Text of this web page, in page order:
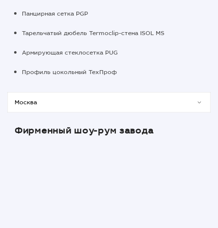
Панцирная сетка PGP
Тарельчатый дюбель Termoclip-стена ISOL MS
Армирующая стеклосетка PUG
Профиль цокольный ТехПроф
Фирменный шоу-рум завода